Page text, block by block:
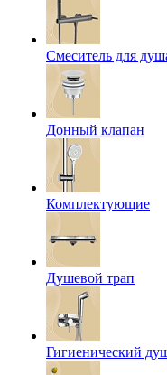
Смеситель для
Донный клапан
Комплектующие
Душевой трап
Гигиенический